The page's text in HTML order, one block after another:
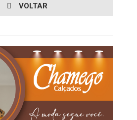
VOLTAR